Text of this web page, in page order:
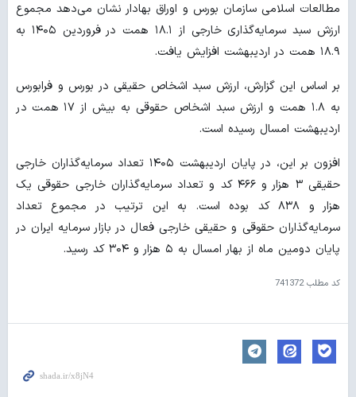
مطالعات اسلامی سازمان بورس و اوراق بهادار نشان می‌دهد مجموع
ارزش سبد سرمایه‌گذاری خارجی از ۱۸.۱ همت در فروردین ۱۴۰۵ به
۱۸.۹ همت در اردیبهشت افزایش یافت.
بر اساس این گزارش، ارزش سبد اشخاص حقیقی در بورس و فرابورس
به ۱.۸ همت و ارزش سبد اشخاص حقوقی به بیش از ۱۷ همت در
اردیبهشت امسال رسیده است.
افزون بر این، در پایان اردیبهشت ۱۴۰۵ تعداد سرمایه‌گذاران خارجی
حقیقی ۳ هزار و ۴۶۶ کد و تعداد سرمایه‌گذاران خارجی حقوقی یک
هزار و ۸۳۸ کد بوده است. به این ترتیب در مجموع تعداد
سرمایه‌گذاران حقوقی و حقیقی خارجی فعال در بازار سرمایه ایران در
پایان دومین ماه از بهار امسال به ۵ هزار و ۳۰۴ کد رسید.
کد مطلب741372